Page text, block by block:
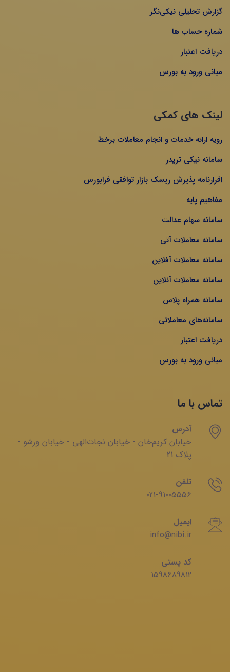
گزارش تحلیلی نیکی‌نگر
شماره حساب ها
دریافت اعتبار
مبانی ورود به بورس
لینک های کمکی
رویه ارائه خدمات و انجام معاملات برخط
سامانه نیکی تریدر
اقرارنامه پذیرش ریسک بازار توافقی فرابورس
مفاهیم پایه
سامانه سهام عدالت
سامانه معاملات آتی
سامانه معاملات آفلاین
سامانه معاملات آنلاین
سامانه همراه پلاس
سامانه‌های معاملاتی
دریافت اعتبار
مبانی ورود به بورس
تماس با ما
آدرس
خیابان‌ کریم‌‌خان - خیابان ‌نجات‌الهی - خیابان ‌ورشو -
پلاک 21
تلفن
021-91005556
ایمیل
info@nibi.ir
کد پستی
1598689812